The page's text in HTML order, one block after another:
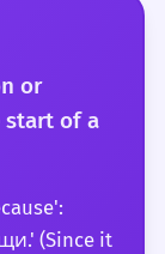
or
of a
(Since it